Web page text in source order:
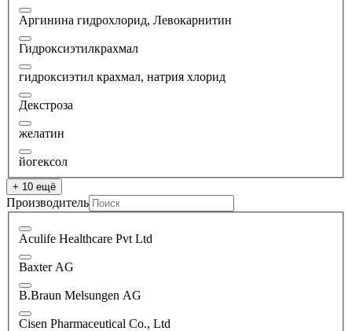
Аргинина гидрохлорид, Левокарнитин
Гидроксиэтилкрахмал
гидроксиэтил крахмал, натрия хлорид
Декстроза
желатин
йогексол
+ 10 ещё
Производитель
Aculife Healthcare Pvt Ltd
Baxter AG
B.Braun Melsungen AG
Cisen Pharmaceutical Co., Ltd